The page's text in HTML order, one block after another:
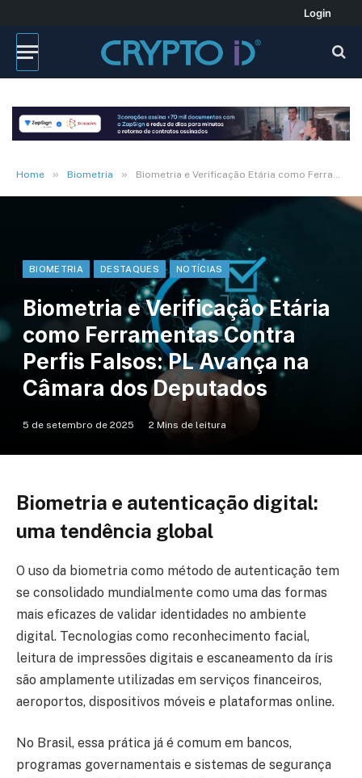
Login
Home » Biometria » Biometria e Verificação Etária como Ferramentas Contra Perfis Falsos: PL Avança na Câmara dos Deputados
BIOMETRIA DESTAQUES NOTÍCIAS
Biometria e Verificação Etária
como Ferramentas Contra
Perfis Falsos: PL Avança na
Câmara dos Deputados
5 de setembro de 2025 2 Mins de leitura
Biometria e autenticação digital:
uma tendência global
O uso da biometria como método de autenticação tem
se consolidado mundialmente como uma das formas
mais eficazes de validar identidades no ambiente
digital. Tecnologias como reconhecimento facial,
leitura de impressões digitais e escaneamento da íris
são amplamente utilizadas em serviços financeiros,
aeroportos, dispositivos móveis e plataformas online.
No Brasil, essa prática já é comum em bancos,
programas governamentais e sistemas de segurança